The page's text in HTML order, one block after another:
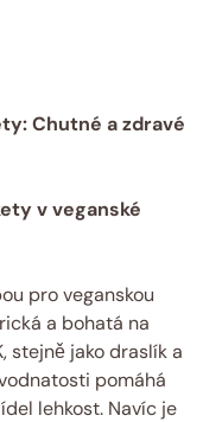
Chutné a zdravé
v veganské
pro veganskou
a bohatá na
stejně jako draslík a
pomáhá
lehkost. Navíc je